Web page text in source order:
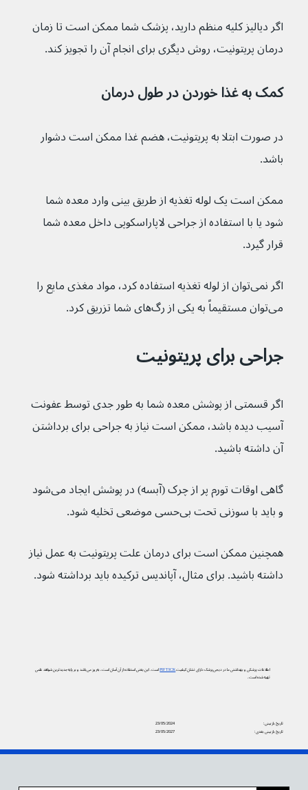
اگر دیالیز کلیه منظم دارید، پزشک شما ممکن است تا زمان
درمان پریتونیت، روش دیگری برای انجام آن را تجویز کند.
کمک به غذا خوردن در طول درمان
در صورت ابتلا به پریتونیت، هضم غذا ممکن است دشوار
باشد.
ممکن است یک لوله تغذیه از طریق بینی وارد معده شما
شود یا با استفاده از جراحی لاپاراسکوپی داخل معده شما
قرار گیرد.
اگر نمی‌توان از لوله تغذیه استفاده کرد، مواد مغذی مایع را
می‌توان مستقیماً به یکی از رگ‌های شما تزریق کرد.
جراحی برای پریتونیت
اگر قسمتی از پوشش معده شما به طور جدی توسط عفونت
آسیب دیده باشد، ممکن است نیاز به جراحی برای برداشتن
آن داشته باشید.
گاهی اوقات تورم پر از چرک (آبسه) در پوشش ایجاد می‌شود
و باید با سوزنی تحت بی‌حسی موضعی تخلیه شود.
همچنین ممکن است برای درمان علت پریتونیت به عمل نیاز
داشته باشید. برای مثال، آپاندیس ترکیده باید برداشته شود.
اطلاعات پزشکی و بهداشتی ما در دیجی‌پزشک دارای نشان کیفیتPIF TICKاست. این یعنی استفاده از آن آسان است، به‌روز می‌باشد و بر پایه جدیدترین شواهد علمی
تهیه شده است.
23/05/2024
تاریخ بازبینی:
23/05/2027
تاریخ بازبینی بعدی: